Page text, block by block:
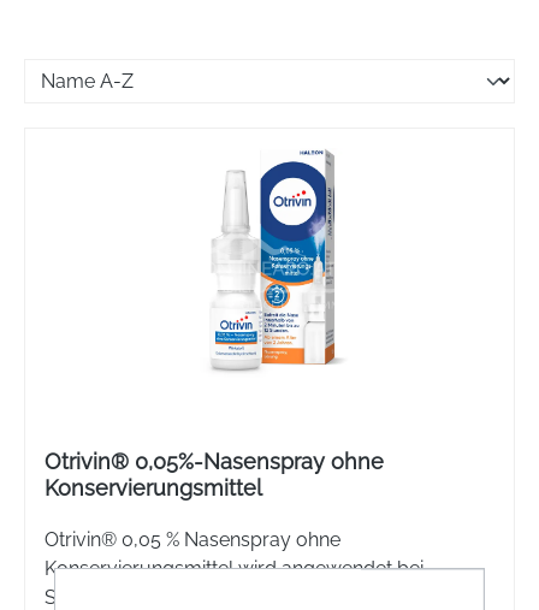
Otrivin® 0,05%-Nasenspray ohne
Konservierungsmittel
Otrivin® 0,05 % Nasenspray ohne
Konservierungsmittel wird angewendet bei
Schnupfen verschiedener Art bei Kindern in der